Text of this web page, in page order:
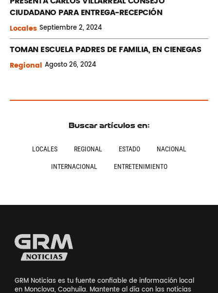
CIUDADANO PARA ENTREGA-RECEPCIÓN
Locales Septiembre2, 2024
TOMAN ESCUELA PADRES DE FAMILIA, EN CIENEGAS
Regional Agosto26, 2024
Buscar artículos en:
LOCALES REGIONAL ESTADO NACIONAL
INTERNACIONAL ENTRETENIMIENTO
GRM Noticias es tu fuente confiable de información local
en Monclova, Coahuila. Mantente al día con las noticias